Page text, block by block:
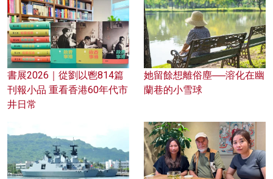
書展2026｜從劉以鬯814篇
刊報小品 重看香港60年代市
井日常
她留餘想離俗塵──溶化在幽
蘭巷的小雪球